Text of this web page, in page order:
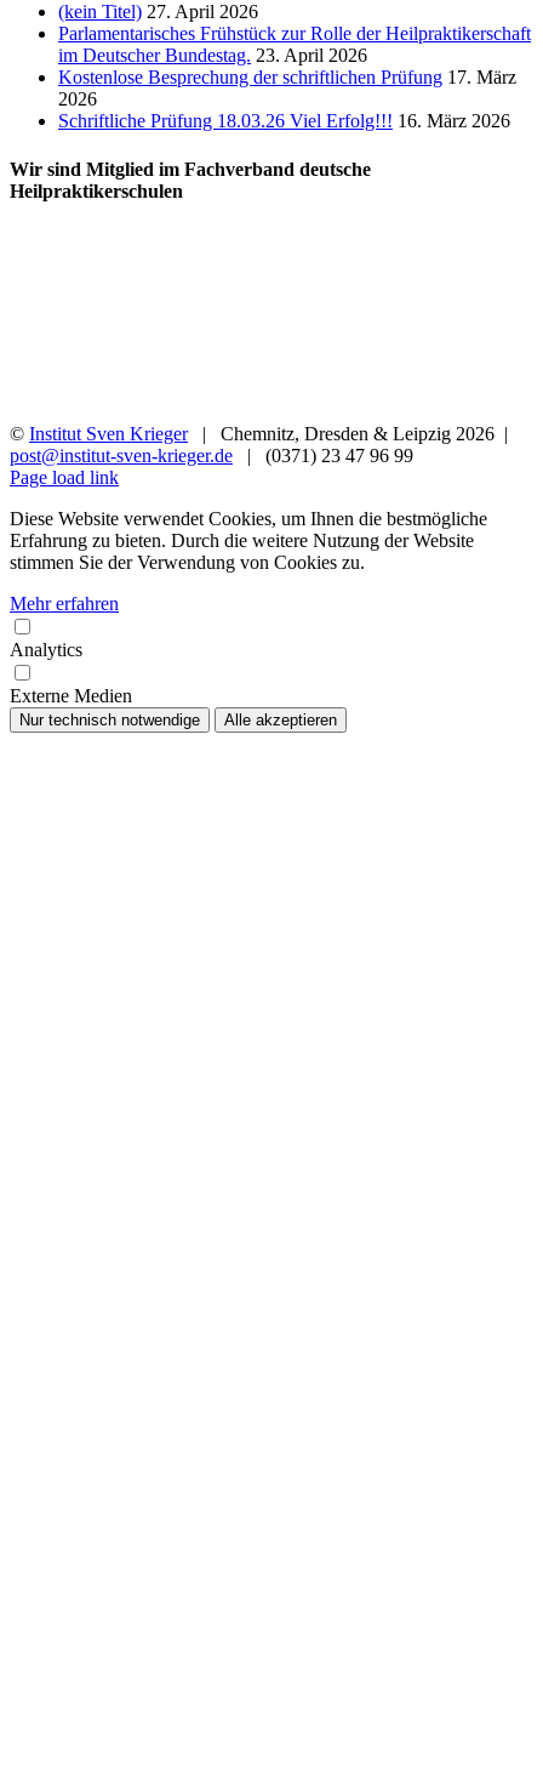
(kein Titel) 27. April 2026
Parlamentarisches Frühstück zur Rolle der Heilpraktikerschaft
im Deutscher Bundestag. 23. April 2026
Kostenlose Besprechung der schriftlichen Prüfung 17. März
2026
Schriftliche Prüfung 18.03.26 Viel Erfolg!!! 16. März 2026
Wir sind Mitglied im Fachverband deutsche
Heilpraktikerschulen
© Institut Sven Krieger| Chemnitz, Dresden & Leipzig 2026 |
post@institut-sven-krieger.de | (0371) 23 47 96 99
Facebook
YouTube
Instagram
Rss
Page load link
Diese Website verwendet Cookies, um Ihnen die bestmögliche
Erfahrung zu bieten. Durch die weitere Nutzung der Website
stimmen Sie der Verwendung von Cookies zu.
Mehr erfahren
Analytics
Externe Medien
Nur technisch notwendige Alle akzeptieren